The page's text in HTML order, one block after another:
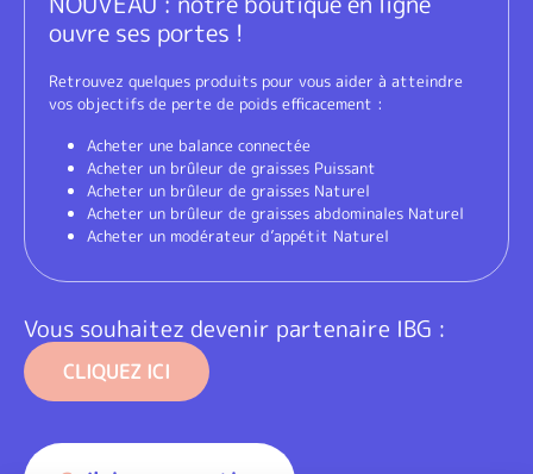
ouvre ses portes !
Retrouvez quelques produits pour vous aider à atteindre
vos objectifs de perte de poids efficacement :
Acheter une balance connectée
Acheter un brûleur de graisses Puissant
Acheter un brûleur de graisses Naturel
Acheter un brûleur de graisses abdominales Naturel
Acheter un modérateur d’appétit Naturel
Vous souhaitez devenir partenaire IBG :
CLIQUEZ ICI